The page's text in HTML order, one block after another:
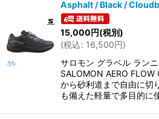
Asphalt / Black /
15,000円(税別)
(税込: 16,500円)
サロモン グラベル ラン
SALOMON AERO FLOW
から砂利道まで自由に切
も備えた軽量で多目的に